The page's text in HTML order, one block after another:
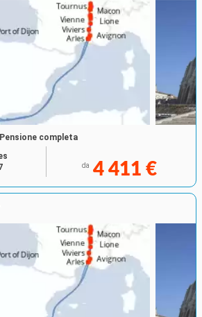
Pensione completa
da 4 411 €